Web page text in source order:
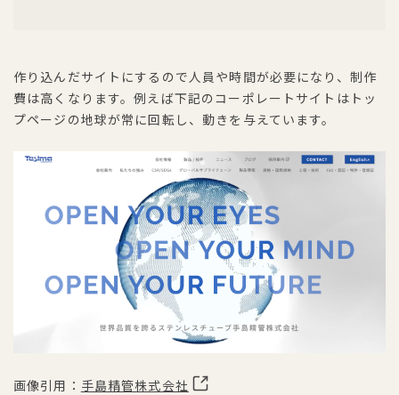
作り込んだサイトにするので人員や時間が必要になり、制作
費は高くなります。例えば下記のコーポレートサイトはトッ
プページの地球が常に回転し、動きを与えています。
画像引用： 手島精管株式会社